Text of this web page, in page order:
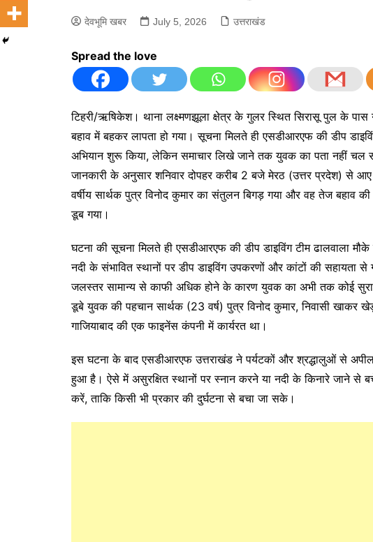
देवभूमि खबर July 5, 2026 उत्तराखंड
Spread the love
टिहरी/ऋषिकेश। थाना लक्ष्मणझूला क्षेत्र के गुलर स्थित सिरासू पुल के पास
बहाव में बहकर लापता हो गया। सूचना मिलते ही एसडीआरएफ की डीप
अभियान शुरू किया, लेकिन समाचार लिखे जाने तक युवक का पता नहीं चल
जानकारी के अनुसार शनिवार दोपहर करीब 2 बजे मेरठ (उत्तर प्रदेश) से
वर्षीय सार्थक पुत्र विनोद कुमार का संतुलन बिगड़ गया और वह तेज
डूब गया।
घटना की सूचना मिलते ही एसडीआरएफ की डीप डाइविंग टीम ढालवाला
नदी के संभावित स्थानों पर डीप डाइविंग उपकरणों और कांटों की सहायता से
जलस्तर सामान्य से काफी अधिक होने के कारण युवक का अभी तक कोई सुराग
डूबे युवक की पहचान सार्थक (23 वर्ष) पुत्र विनोद कुमार, निवासी खाकर
गाजियाबाद की एक फाइनेंस कंपनी में कार्यरत था।
इस घटना के बाद एसडीआरएफ उत्तराखंड ने पर्यटकों और श्रद्धालुओं से
हुआ है। ऐसे में असुरक्षित स्थानों पर स्नान करने या नदी के किनारे जाने से
करें, ताकि किसी भी प्रकार की दुर्घटना से बचा जा सके।